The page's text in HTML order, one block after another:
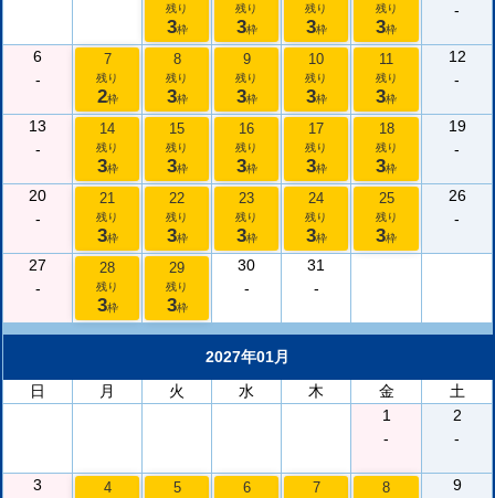
残り
3枠
残り
3枠
残り
3枠
残り
3枠
-
6
-
7
残り
2枠
8
残り
3枠
9
残り
3枠
10
残り
3枠
11
残り
3枠
12
-
13
-
14
残り
3枠
15
残り
3枠
16
残り
3枠
17
残り
3枠
18
残り
3枠
19
-
20
-
21
残り
3枠
22
残り
3枠
23
残り
3枠
24
残り
3枠
25
残り
3枠
26
-
27
-
28
残り
3枠
29
残り
3枠
30
-
31
-
2027年01月
日
月 火 水 木 金
土
1
-
2
-
3
4 5 6 7 8
9